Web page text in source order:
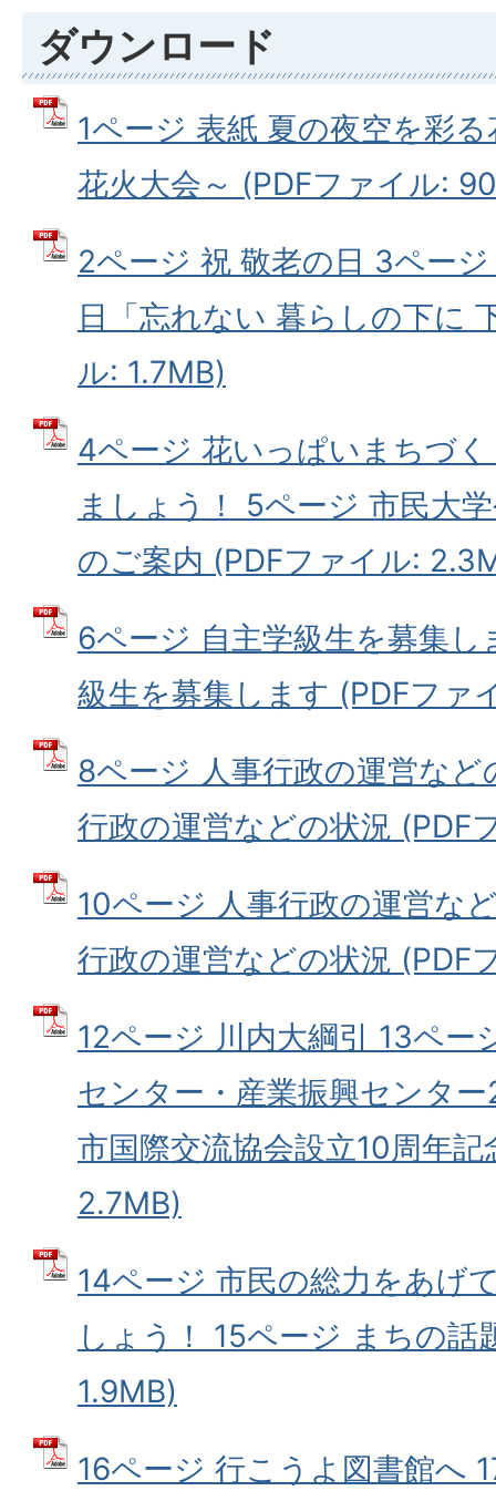
ダウンロード
1ページ 表紙 夏の夜空を彩
花火大会～ (PDFファイル:
2ページ 祝 敬老の日 3ペー
日「忘れない 暮らしの下に
ル: 1.7MB)
4ページ 花いっぱいまちづ
ましょう！ 5ページ 市民大
のご案内 (PDFファイル:
6ページ 自主学級生を募集
級生を募集します (PDFファ
8ページ 人事行政の運営な
行政の運営などの状況 (PDF
10ページ 人事行政の運営な
行政の運営などの状況 (PDF
12ページ 川内大綱引 13ペー
センター・産業振興センタ
市国際交流協会設立10周年
2.7MB)
14ページ 市民の総力をあげ
しょう！ 15ページ まちの話
1.9MB)
16ページ 行こうよ図書館へ